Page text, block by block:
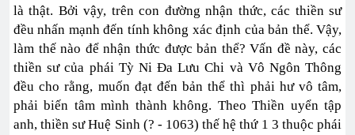
là thật. Bởi vậy, trên con đường nhận thức, các thiền sư
đều nhấn mạnh đến tính không xác định của bản thể. Vậy,
làm thế nào để nhận thức được bản thể? Vấn đề này, các
thiền sư của phái Tỳ Ni Đa Lưu Chi và Vô Ngôn Thông
đều cho rằng, muốn đạt đến bản thể thì phải hư vô tâm,
phải biến tâm mình thành không. Theo Thiền uyển tập
anh, thiền sư Huệ Sinh (? - 1063) thế hệ thứ 1 3 thuộc phái